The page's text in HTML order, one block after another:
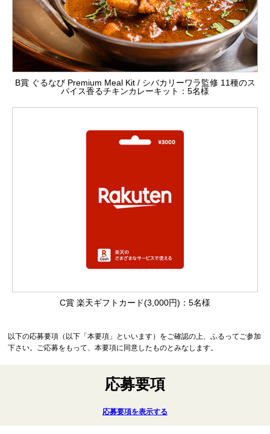
B賞 ぐるなび Premium Meal Kit / シバカリーワラ監修 11種のス
パイス香るチキンカレーキット：5名様
C賞 楽天ギフトカード(3,000円)：5名様
以下の応募要項（以下「本要項」といいます）をご確認の上、ふるってご参加
下さい。ご応募をもって、本要項に同意したものとみなします。
応募要項
応募要項を表示する